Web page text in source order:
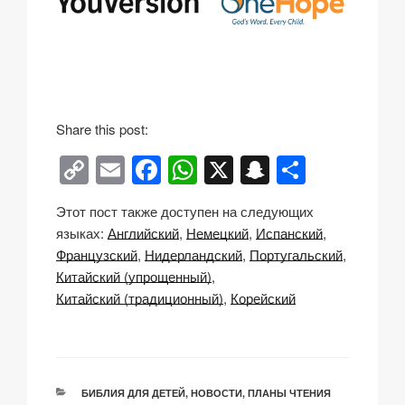
Share this post:
C
o
p
y
Li
n
E
m
ail
F
a
c
e
b
o
W
h
at
s
A
p
X S
n
a
p
c
h
тп
р
а
Этот пост также доступен на следующих
языках: Английский Немецкий Испанский
Французский Нидерландский Португальский
Китайский (упрощенный)
Китайский (традиционный) Корейский
РУБРИКИ
БИБЛИЯ ДЛЯ ДЕТЕЙ, НОВОСТИ, ПЛАНЫ ЧТЕНИЯ